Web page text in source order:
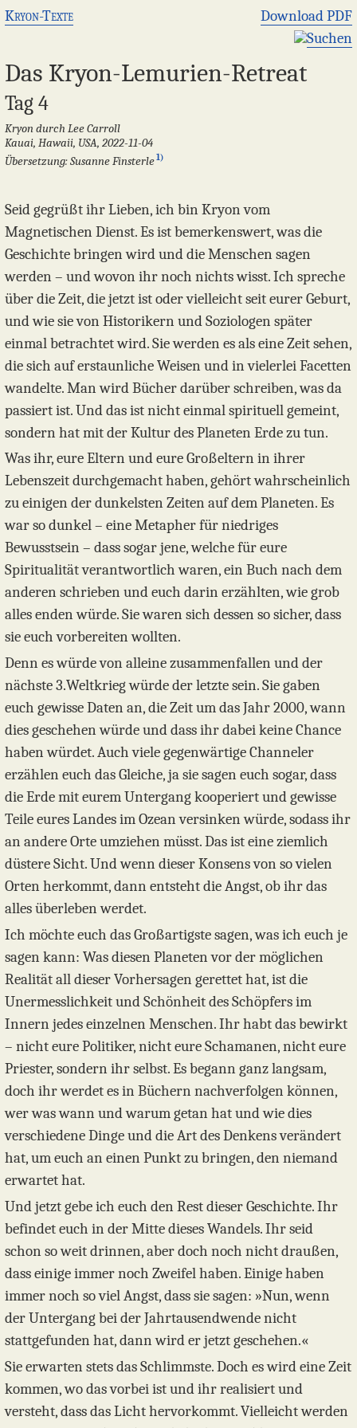
Kryon-Texte
Download PDF
Suchen
Das Kryon-Lemurien-Retreat
Tag 4
Kryon durch Lee Carroll
Kauai, Hawaii, USA, 2022-11-04
Übersetzung: Susanne Finsterle1)
Seid gegrüßt ihr Lieben, ich bin Kryon vom
Magnetischen Dienst. Es ist bemerkenswert, was die
Geschichte bringen wird und die Menschen sagen
werden – und wovon ihr noch nichts wisst. Ich spreche
über die Zeit, die jetzt ist oder vielleicht seit eurer Geburt,
und wie sie von Historikern und Soziologen später
einmal betrachtet wird. Sie werden es als eine Zeit sehen,
die sich auf erstaunliche Weisen und in vielerlei Facetten
wandelte. Man wird Bücher darüber schreiben, was da
passiert ist. Und das ist nicht einmal spirituell gemeint,
sondern hat mit der Kultur des Planeten Erde zu tun.
Was ihr, eure Eltern und eure Großeltern in ihrer
Lebenszeit durchgemacht haben, gehört wahrscheinlich
zu einigen der dunkelsten Zeiten auf dem Planeten. Es
war so dunkel – eine Metapher für niedriges
Bewusstsein – dass sogar jene, welche für eure
Spiritualität verantwortlich waren, ein Buch nach dem
anderen schrieben und euch darin erzählten, wie grob
alles enden würde. Sie waren sich dessen so sicher, dass
sie euch vorbereiten wollten.
Denn es würde von alleine zusammenfallen und der
nächste 3.Weltkrieg würde der letzte sein. Sie gaben
euch gewisse Daten an, die Zeit um das Jahr 2000, wann
dies geschehen würde und dass ihr dabei keine Chance
haben würdet. Auch viele gegenwärtige Channeler
erzählen euch das Gleiche, ja sie sagen euch sogar, dass
die Erde mit eurem Untergang kooperiert und gewisse
Teile eures Landes im Ozean versinken würde, sodass ihr
an andere Orte umziehen müsst. Das ist eine ziemlich
düstere Sicht. Und wenn dieser Konsens von so vielen
Orten herkommt, dann entsteht die Angst, ob ihr das
alles überleben werdet.
Ich möchte euch das Großartigste sagen, was ich euch je
sagen kann: Was diesen Planeten vor der möglichen
Realität all dieser Vorhersagen gerettet hat, ist die
Unermesslichkeit und Schönheit des Schöpfers im
Innern jedes einzelnen Menschen. Ihr habt das bewirkt
– nicht eure Politiker, nicht eure Schamanen, nicht eure
Priester, sondern ihr selbst. Es begann ganz langsam,
doch ihr werdet es in Büchern nachverfolgen können,
wer was wann und warum getan hat und wie dies
verschiedene Dinge und die Art des Denkens verändert
hat, um euch an einen Punkt zu bringen, den niemand
erwartet hat.
Und jetzt gebe ich euch den Rest dieser Geschichte. Ihr
befindet euch in der Mitte dieses Wandels. Ihr seid
schon so weit drinnen, aber doch noch nicht draußen,
dass einige immer noch Zweifel haben. Einige haben
immer noch so viel Angst, dass sie sagen: »Nun, wenn
der Untergang bei der Jahrtausendwende nicht
stattgefunden hat, dann wird er jetzt geschehen.«
Sie erwarten stets das Schlimmste. Doch es wird eine Zeit
kommen, wo das vorbei ist und ihr realisiert und
versteht, dass das Licht hervorkommt. Vielleicht werden